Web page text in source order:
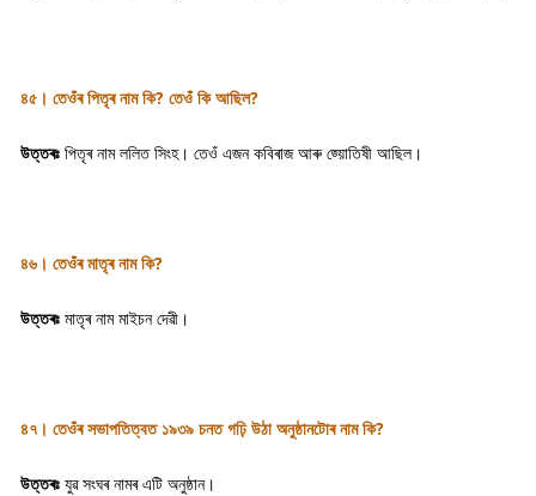
৪৫। তেওঁৰ পিতৃৰ নাম কি? তেওঁ কি আছিল?
উত্তৰঃ পিতৃৰ নাম ললিত সিংহ। তেওঁ এজন কবিৰাজ আৰু জ্য়োতিষী আছিল।
৪৬। তেওঁৰ মাতৃৰ নাম কি?
উত্তৰঃ মাতৃৰ নাম মাইচন দেৱী।
৪৭। তেওঁৰ সভাপতিত্বত ১৯৩৯ চনত গঢ়ি উঠা অনুষ্ঠানটোৰ নাম কি?
উত্তৰঃ যুৱ সংঘৰ নামৰ এটি অনুষ্ঠান।